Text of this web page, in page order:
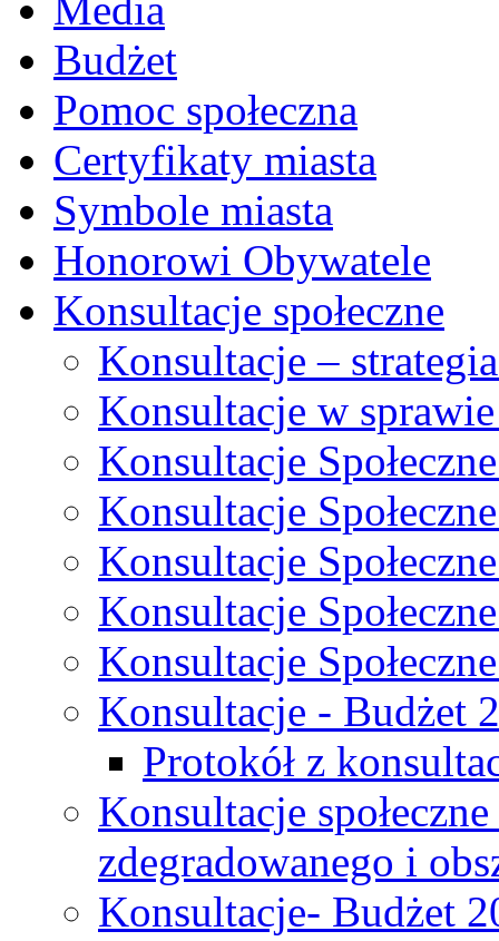
Media
Budżet
Pomoc społeczna
Certyfikaty miasta
Symbole miasta
Honorowi Obywatele
Konsultacje społeczne
Konsultacje –
Konsultacje w
Konsultacje
Konsultacje
Konsultacje
Konsultacje
Konsultacje
Konsultacje - Budżet
Protokół z
Konsultacje
zdegradowanego i
Konsultacje- Budżet